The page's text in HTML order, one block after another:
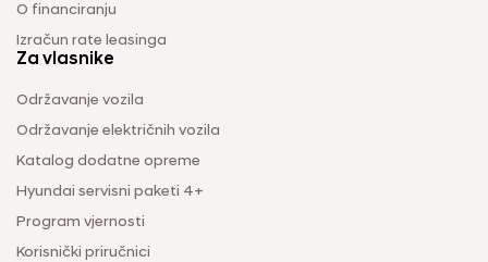
O financiranju
Izračun rate leasinga
Za vlasnike
Održavanje vozila
Održavanje električnih vozila
Katalog dodatne opreme
Hyundai servisni paketi 4+
Program vjernosti
Korisnički priručnici